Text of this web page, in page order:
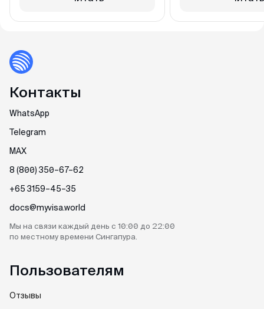
Контакты
WhatsApp
Telegram
MAX
8 (800) 350–67–62
+65 3159–45–35
docs@myvisa.world
Мы на связи каждый день с 10:00 до 22:00
по местному времени Сингапура.
Пользователям
Отзывы